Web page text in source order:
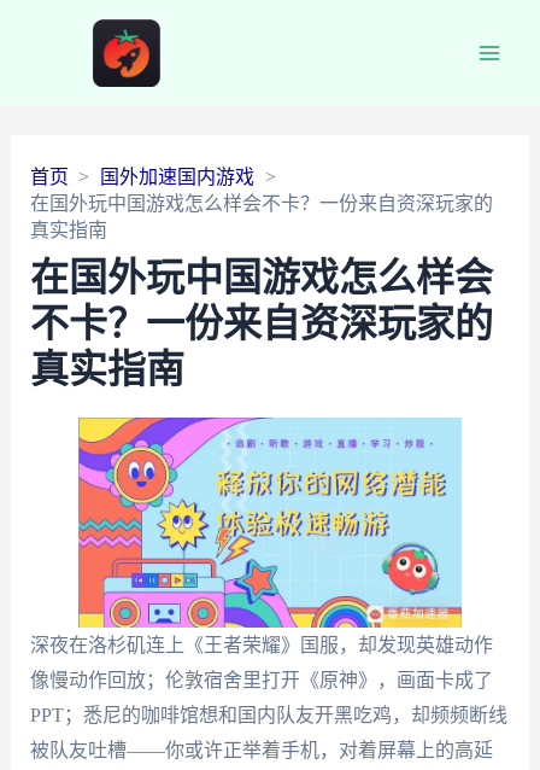
首页
国外加速国内游戏
在国外玩中国游戏怎么样会不卡？一份来自资深玩家的
真实指南
在国外玩中国游戏怎么样会
不卡？一份来自资深玩家的
真实指南
深夜在洛杉矶连上《王者荣耀》国服，却发现英雄动作
像慢动作回放；伦敦宿舍里打开《原神》，画面卡成了
PPT；悉尼的咖啡馆想和国内队友开黑吃鸡，却频频断线
被队友吐槽——你或许正举着手机，对着屏幕上的高延